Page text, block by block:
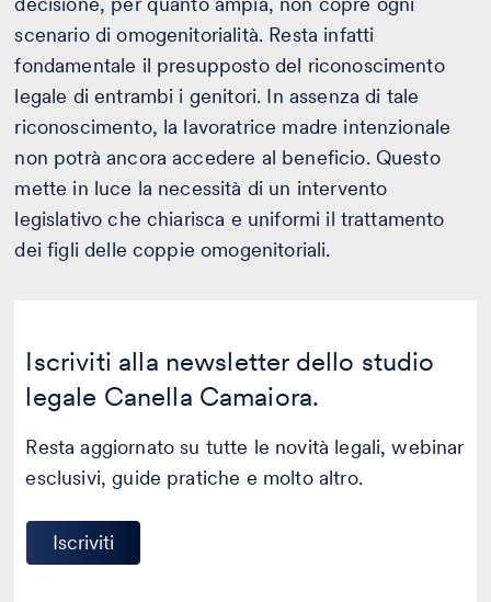
scenario di omogenitorialità. Resta infatti
fondamentale il presupposto del riconoscimento
legale di entrambi i genitori. In assenza di tale
riconoscimento, la lavoratrice madre intenzionale
non potrà ancora accedere al beneficio. Questo
mette in luce la necessità di un intervento
legislativo che chiarisca e uniformi il trattamento
dei figli delle coppie omogenitoriali.
Iscriviti alla newsletter dello studio
legale Canella Camaiora.
Resta aggiornato su tutte le novità legali, webinar
esclusivi, guide pratiche e molto altro.
Iscriviti